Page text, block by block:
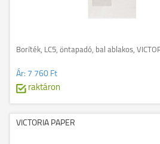
Boríték, LC5, öntapadó, bal ablakos,
Ár: 7 760 Ft
raktáron
VICTORIA PAPER